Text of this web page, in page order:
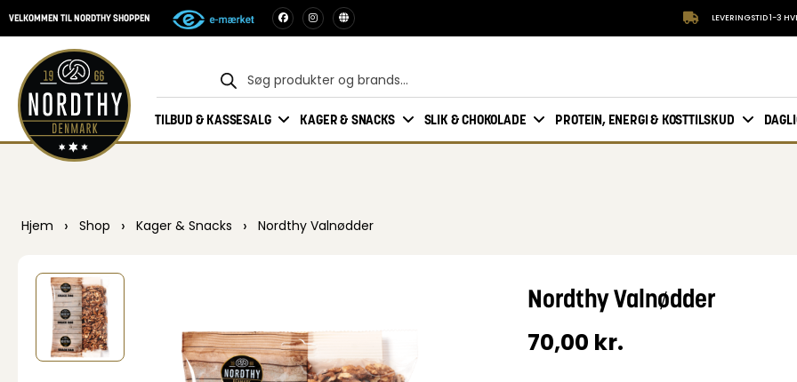
VELKOMMEN TIL NORDTHY SHOPPEN LEVERINGSTID 1-3
TILBUD & KASSESALG KAGER & SNACKS SLIK & CHOKOLADE PROTEIN, ENERGI & KOSTTILSKUD
Hjem › Shop › Kager & Snacks › Nordthy Valnødder
Nordthy Valnødder
70,00 kr.